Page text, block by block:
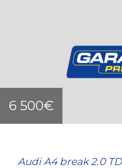
6 500€
Audi A4 break 2.0